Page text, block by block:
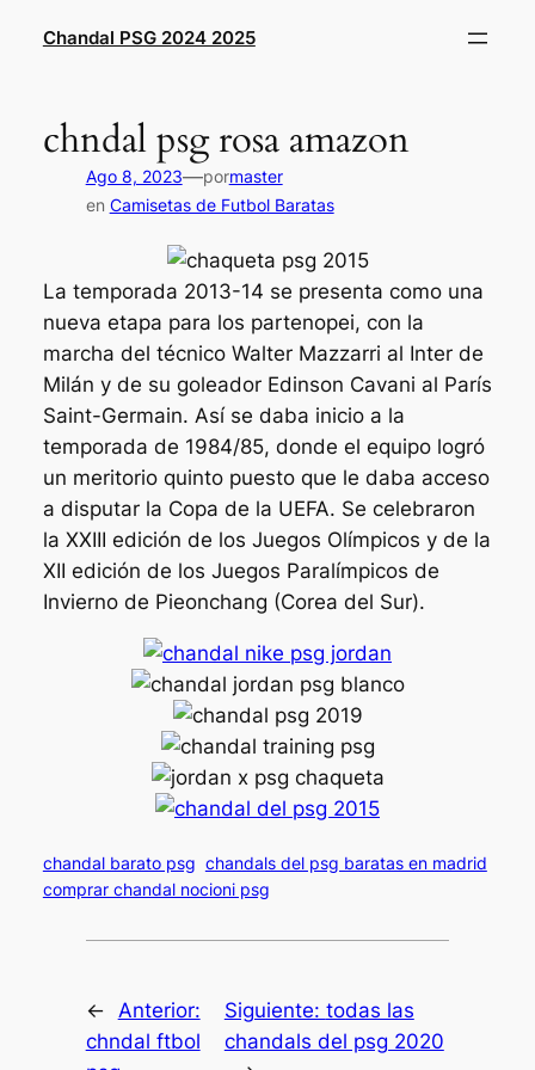
Chandal PSG 2024 2025
chndal psg rosa amazon
Ago 8, 2023—pormaster
en Camisetas de Futbol Baratas
La temporada 2013-14 se presenta como una
nueva etapa para los partenopei, con la
marcha del técnico Walter Mazzarri al Inter de
Milán y de su goleador Edinson Cavani al París
Saint-Germain. Así se daba inicio a la
temporada de 1984/85, donde el equipo logró
un meritorio quinto puesto que le daba acceso
a disputar la Copa de la UEFA. Se celebraron
la XXIII edición de los Juegos Olímpicos y de la
XII edición de los Juegos Paralímpicos de
Invierno de Pieonchang (Corea del Sur).
chandal barato psg chandals del psg baratas en madrid
comprar chandal nocioni psg
←
Anterior:
chndal ftbol
Siguiente: todas las
chandals del psg 2020